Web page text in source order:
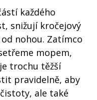
každého
snižují kročejový
nohou. Zatímco
mopem,
trochu těžší
pravidelně, aby
ale také